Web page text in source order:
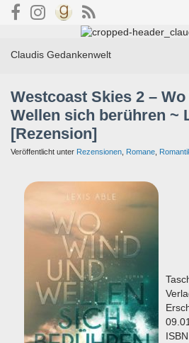
Search for:
Claudis Gedankenwelt
Westcoast Skies 2 – Wo
Wellen sich berühren ~
[Rezension]
Veröffentlicht unter Rezensionen Romane